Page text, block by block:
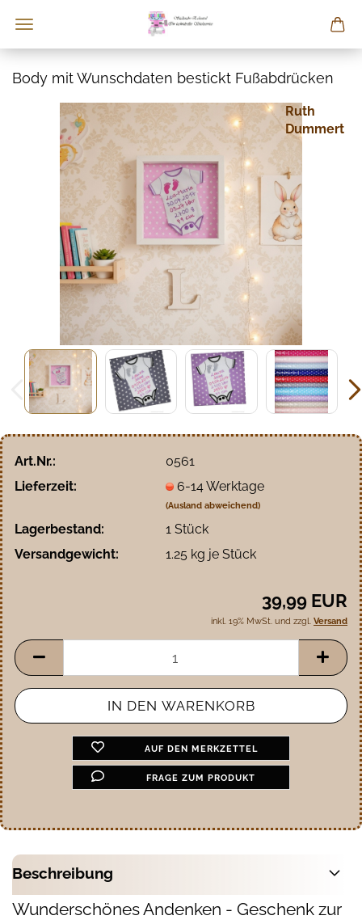
Body mit Wunschdaten bestickt Fußabdrücken
Ruth
Dummert
Art.Nr.:
0561
Lieferzeit:
6-14 Werktage
(Ausland abweichend)
Lagerbestand: 1 Stück
Versandgewicht:
1.25 kg je Stück
39,99 EUR
inkl. 19% MwSt. und zzgl. Versand
AUF DEN MERKZETTEL
FRAGE ZUM PRODUKT
Beschreibung
Wunderschönes Andenken - Geschenk zur